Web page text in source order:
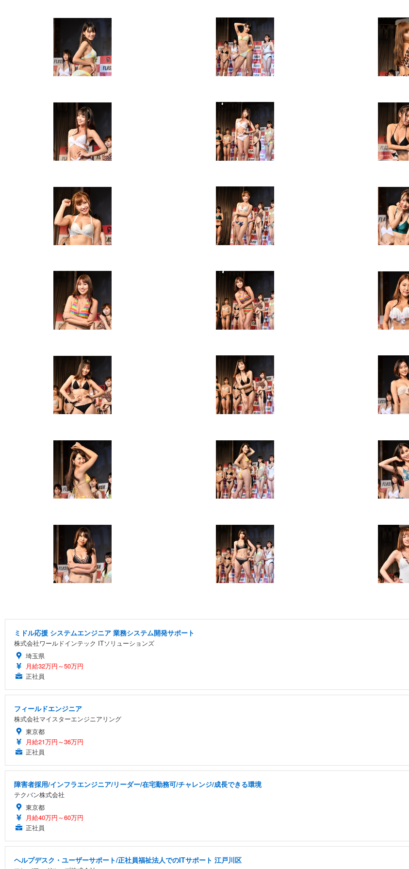
ミドル応援 システムエンジニア 業務システム開発サポート
株式会社ワールドインテック ITソリューションズ
埼玉県
月給32万円～50万円
正社員
フィールドエンジニア
株式会社マイスターエンジニアリング
東京都
月給21万円～36万円
正社員
障害者採用/インフラエンジニア/リーダー/在宅勤務可/チャレンジ/成長できる環境
テクバン株式会社
東京都
月給40万円～60万円
正社員
ヘルプデスク・ユーザーサポート/正社員福祉法人でのITサポート 江戸川区